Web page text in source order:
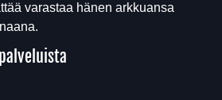
varastaa hänen arkkuansa